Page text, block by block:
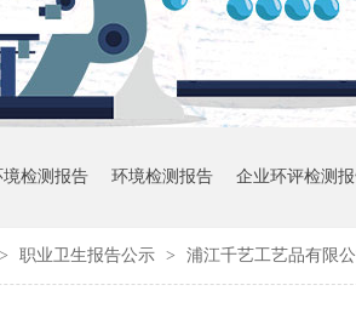
检测报告 环境检测报告 企业环评检测
> 职业卫生报告公示 > 浦江千艺工艺品有限